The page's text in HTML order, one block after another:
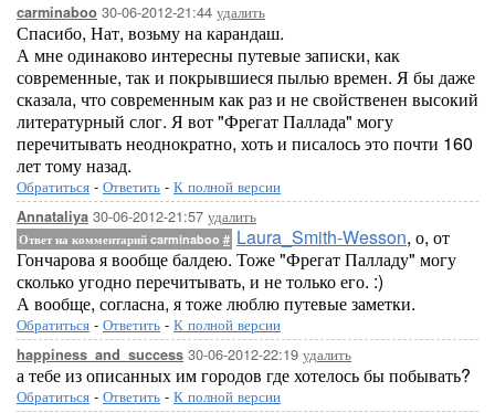
carminaboo 30-06-2012-21:44 удалить
Спасибо, Нат, возьму на карандаш.
А мне одинаково интересны путевые записки, как
современные, так и покрывшиеся пылью времен. Я бы даже
сказала, что современным как раз и не свойственен высокий
литературный слог. Я вот "Фрегат Паллада" могу
перечитывать неоднократно, хоть и писалось это почти 160
лет тому назад.
Обратиться - Ответить - К полной версии
Annataliya 30-06-2012-21:57 удалить
Ответ на комментарий carminaboo # Laura_Smith-Wesson, о, от
Гончарова я вообще балдею. Тоже "Фрегат Палладу" могу
сколько угодно перечитывать, и не только его. :)
А вообще, согласна, я тоже люблю путевые заметки.
Обратиться - Ответить - К полной версии
happiness_and_success 30-06-2012-22:19 удалить
а тебе из описанных им городов где хотелось бы побывать?
Обратиться - Ответить - К полной версии